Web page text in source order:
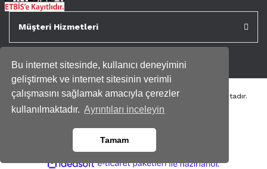
Bu internet sitesinde, kullanıcı deneyimini
geliştirmek ve internet sitesinin verimli
çalışmasını sağlamak amacıyla çerezler
kullanılmaktadır. Ayrıntıları inceleyin
Tamam
Müşteri Hizmetleri
Tüm kredi kartı bilgileriniz 256bit SSL Sertifikası ile korunmaktadır.
Genispencere.com Tüm Hakları Saklıdır.
ideasoft e- ile